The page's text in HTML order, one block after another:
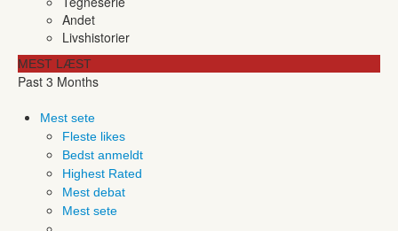
Andet
Livshistorier
MEST LÆST
Past 3 Months
Mest sete
Fleste likes
Bedst anmeldt
Highest Rated
Mest debat
Mest sete